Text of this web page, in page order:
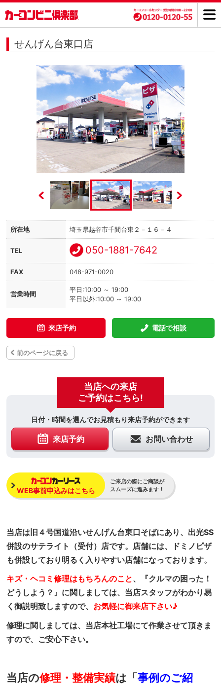
せんげん台東口店
所在地 埼玉県越谷市千間台東２－１６－４
TEL 050-1881-7642
FAX 048-971-0020
営業時間
平日:10:00 ～ 19:00
平日以外:10:00 ～ 19:00
来店予約 電話で相談
前のページに戻る
当店への来店
ご予約はこちら!
日付・時間を選んでお見積もり来店予約ができます
来店予約 お問い合わせ
WEB事前申込みはこちら
ご来店の際にご商談が
スムーズに進みます！
当店は旧４号国道沿いせんげん台東口そばにあり、出光SS
併設のサテライト（受付）店です。店舗には、ドミノピザ
も併設しており明るく入りやすい店舗になっております。
キズ・ヘコミ修理はもちろんのこと、『クルマの困った！
どうしよう？』に関しましては、当店スタッフがわかり易
く御説明致しますので、 お気軽に御来店下さい♪
修理に関しましては、当店本社工場にて作業させて頂きま
すので、ご安心下さい。
当店の修理・整備実績は「事例のご紹